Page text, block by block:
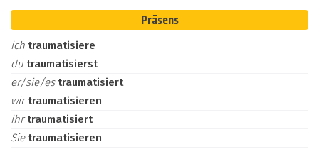
Präsens
ich traumatisiere
du traumatisierst
er/sie/es traumatisiert
wirtraumatisieren
ihrtraumatisiert
Sie traumatisieren